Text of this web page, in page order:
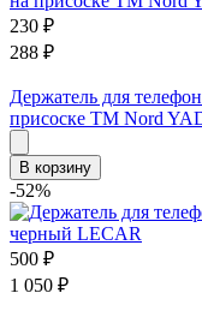
230 ₽
288 ₽
Держатель для
присоске TM Nord
В корзину
-52%
500 ₽
1 050 ₽